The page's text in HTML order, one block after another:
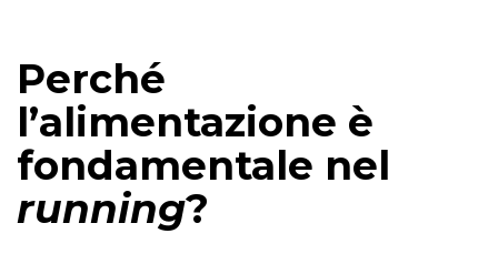
Perché
l’alimentazione è
fondamentale nel
running?